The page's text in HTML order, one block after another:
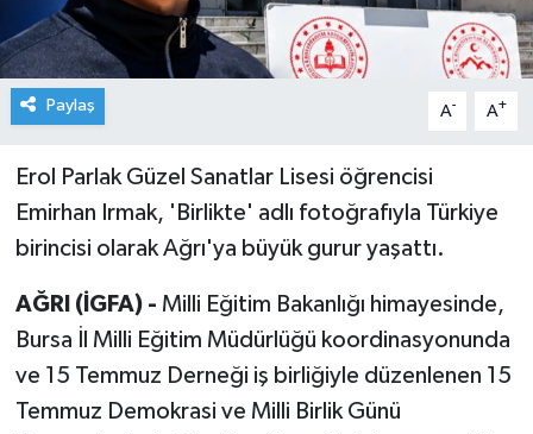
Paylaş A- A+
Erol Parlak Güzel Sanatlar Lisesi öğrencisi
Emirhan Irmak, 'Birlikte' adlı fotoğrafıyla Türkiye
birincisi olarak Ağrı'ya büyük gurur yaşattı.
AĞRI (İGFA) - Milli Eğitim Bakanlığı himayesinde,
Bursa İl Milli Eğitim Müdürlüğü koordinasyonunda
ve 15 Temmuz Derneği iş birliğiyle düzenlenen 15
Temmuz Demokrasi ve Milli Birlik Günü